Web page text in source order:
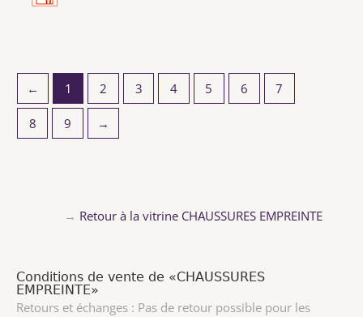
← 1 2 3 4 5 6 7
8 9 →
→ Retour à la vitrine CHAUSSURES EMPREINTE
Conditions de vente de «CHAUSSURES
EMPREINTE»
Retours et échanges : Pas de retour possible pour les